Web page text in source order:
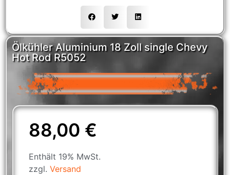
Ölkühler Aluminium 18 Zoll single Chevy
Hot Rod R5052
88,00 €
Enthält 19% MwSt.
zzgl. Versand